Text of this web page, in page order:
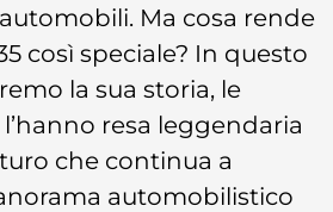
Ma cosa rende
così speciale? In questo
la sua storia, le
resa leggendaria
che continua a
automobilistico